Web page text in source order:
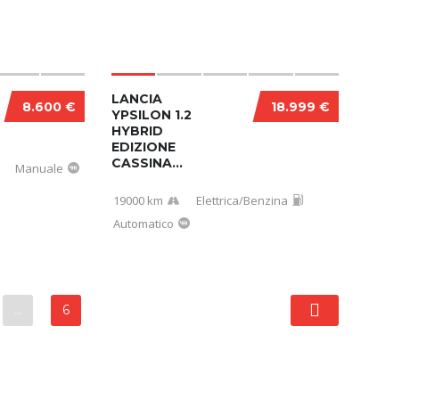
8.600 €
Manuale
18.999 €
LANCIA
YPSILON 1.2
HYBRID
EDIZIONE
CASSINA...
19000 km
Elettrica/Benzina
Automatico
… 6